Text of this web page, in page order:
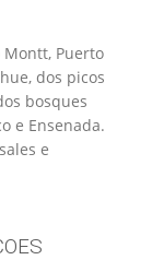
Puerto
dos picos
bosques
e Ensenada.
e